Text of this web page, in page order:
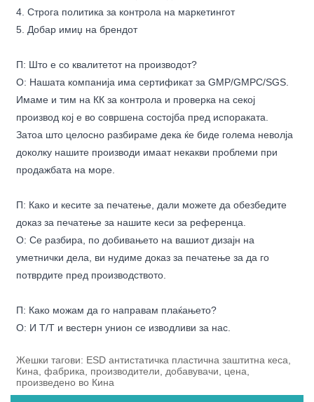
4. Строга политика за контрола на маркетингот
5. Добар имиџ на брендот
П: Што е со квалитетот на производот?
О: Нашата компанија има сертификат за GMP/GMPC/SGS.
Имаме и тим на КК за контрола и проверка на секој
производ кој е во совршена состојба пред испораката.
Затоа што целосно разбираме дека ќе биде голема неволја
доколку нашите производи имаат некакви проблеми при
продажбата на море.
П: Како и кесите за печатење, дали можете да обезбедите
доказ за печатење за нашите кеси за референца.
О: Се разбира, по добивањето на вашиот дизајн на
уметнички дела, ви нудиме доказ за печатење за да го
потврдите пред производството.
П: Како можам да го направам плаќањето?
О: И Т/Т и вестерн унион се изводливи за нас.
Жешки тагови: ESD антистатичка пластична заштитна кеса,
Кина, фабрика, производители, добавувачи, цена,
произведено во Кина